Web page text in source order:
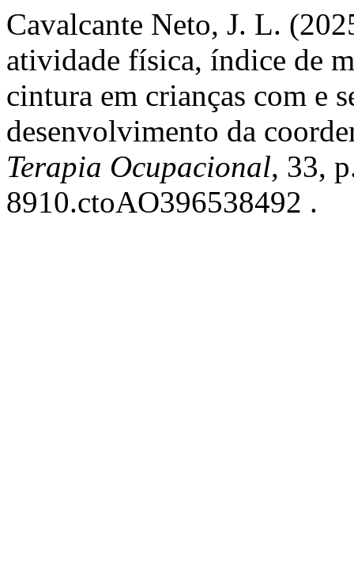
Cavalcante Neto, J. L.
atividade física, índice de
cintura em crianças com e
desenvolvimento da
Terapia Ocupacional, 33,
8910.ctoAO396538492 .